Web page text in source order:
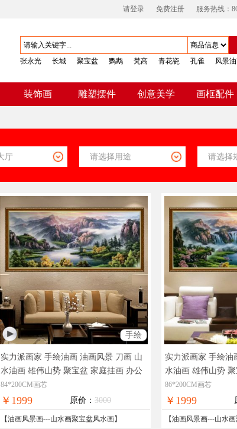
请登录 免费注册 服务热线：
张永光 长城 聚宝盆 鹦鹉 梵高 青花瓷 孔雀 风景
装饰画 雕塑摆件 创意美学 画框配件
手绘
实力派画家 手绘油画 油画风景 刀画 山
水油画 雄伟山势 聚宝盆 家庭挂画 办公
室挂画 酒店挂画
画效果图，油画手绘墙
84*200CM画芯
￥1999 原价： 3000
【油画风景画---山水画聚宝盆风水画】
实力派画家 手绘油
水油画 雄伟山势
挂画 酒店挂画 办公
饰画，客厅油画风
全国免邮
86*200CM画芯
￥1999
【油画风景画---山水